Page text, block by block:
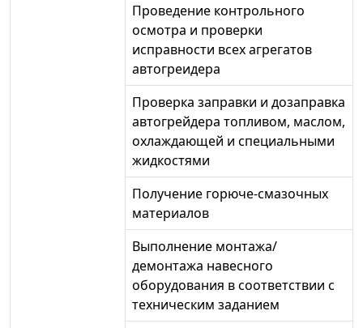
Проведение контрольного
осмотра и проверки
исправности всех агрегатов
автогреидера
Проверка заправки и дозаправка
автогрейдера топливом, маслом,
охлаждающей и специальными
жидкостями
Получение горюче-смазочных
материалов
Выполнение монтажа/
демонтажа навесного
оборудования в соответствии с
техническим заданием